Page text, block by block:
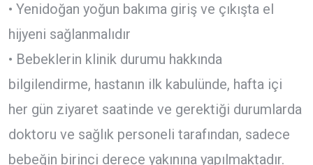
• Yenidoğan yoğun bakıma giriş ve çıkışta el
hijyeni sağlanmalıdır
• Bebeklerin klinik durumu hakkında
bilgilendirme, hastanın ilk kabulünde, hafta içi
her gün ziyaret saatinde ve gerektiği durumlarda
doktoru ve sağlık personeli tarafından, sadece
bebeğin birinci derece yakınına yapılmaktadır.